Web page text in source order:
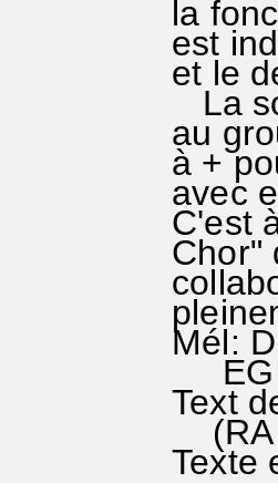
la
est
et le
La
au
à +
avec
C'est
Chor"
Mél:
EG
Text
(RA
Texte